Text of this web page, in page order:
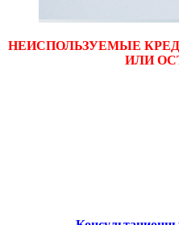
НЕИСПОЛЬЗУЕМЫЕ
ИЛИ